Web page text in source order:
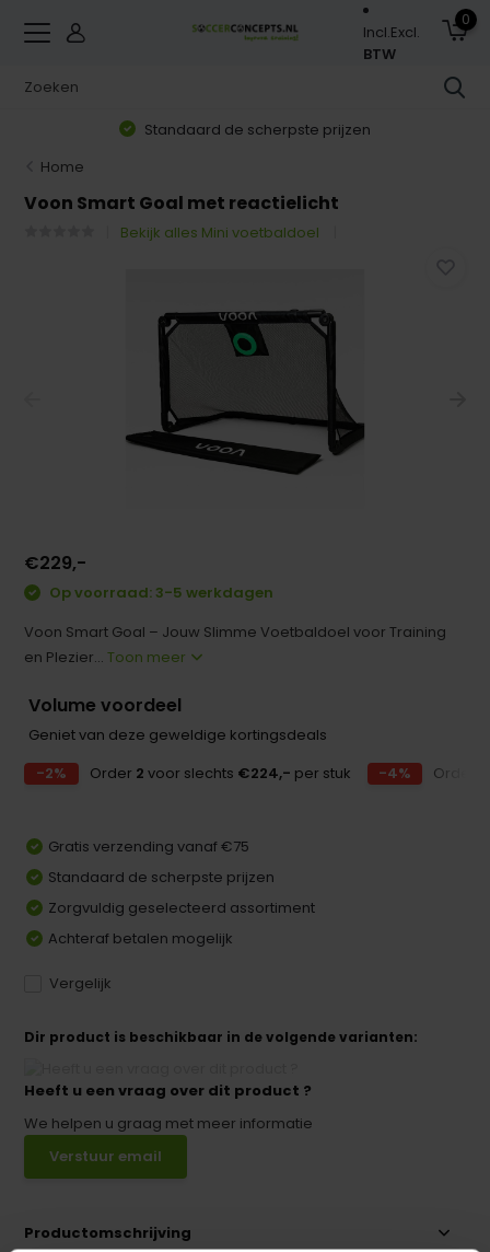
Incl.Excl.
BTW
0
Standaard de scherpste prijzen
Home
Voon Smart Goal met reactielicht
Bekijk alles Mini voetbaldoel
€229,-
Op voorraad: 3-5 werkdagen
Voon Smart Goal – Jouw Slimme Voetbaldoel voor Training
en Plezier...Toon meer
Volume voordeel
Geniet van deze geweldige kortingsdeals
-2%
Order 2 voor slechts €224,- per stuk -4% Order
Gratis verzending vanaf €75
Standaard de scherpste prijzen
Zorgvuldig geselecteerd assortiment
Achteraf betalen mogelijk
Vergelijk
Dir product is beschikbaar in de volgende varianten:
Heeft u een vraag over dit product ?
We helpen u graag met meer informatie
Verstuur email
Productomschrijving